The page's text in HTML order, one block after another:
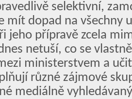
selektivní,
mít dopad na všechny
jeho přípravě zcela
netuší, co se
ministerstvem a
různé zájmové
mediálně